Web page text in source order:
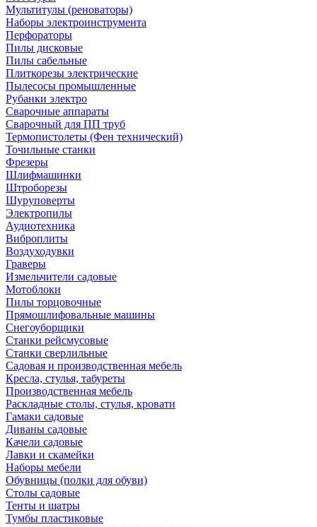
Мультитулы (реноваторы)
Наборы электроинструмента
Перфораторы
Пилы дисковые
Пилы сабельные
Плиткорезы электрические
Пылесосы промышленные
Рубанки электро
Сварочные аппараты
Сварочный для ПП труб
Термопистолеты (Фен технический)
Точильные станки
Фрезеры
Шлифмашинки
Штроборезы
Шуруповерты
Электропилы
Аудиотехника
Виброплиты
Воздуходувки
Граверы
Измельчители садовые
Мотоблоки
Пилы торцовочные
Прямошлифовальные машины
Снегоуборщики
Станки рейсмусовые
Станки сверлильные
Садовая и производственная мебель
Кресла, стулья, табуреты
Производственная мебель
Раскладные столы, стулья, кровати
Гамаки садовые
Диваны садовые
Качели садовые
Лавки и скамейки
Наборы мебели
Обувницы (полки для обуви)
Столы садовые
Тенты и шатры
Тумбы пластиковые